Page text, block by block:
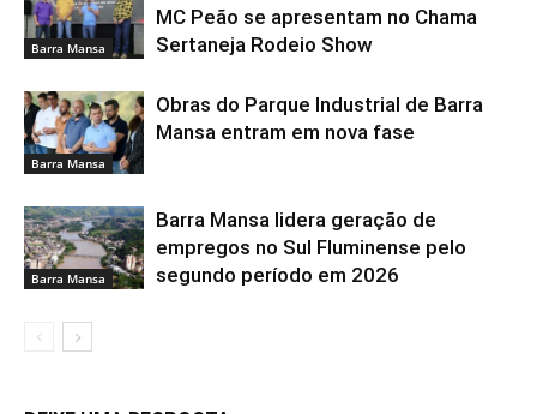
Barra Mansa
MC Peão se apresentam no Chama
Sertaneja Rodeio Show
Barra Mansa
Obras do Parque Industrial de Barra
Mansa entram em nova fase
Barra Mansa
Barra Mansa lidera geração de
empregos no Sul Fluminense pelo
segundo período em 2026